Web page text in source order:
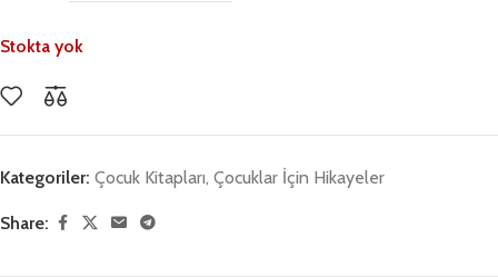
Stokta yok
Kategoriler: Çocuk Kitapları, Çocuklar İçin Hikayeler
Share: